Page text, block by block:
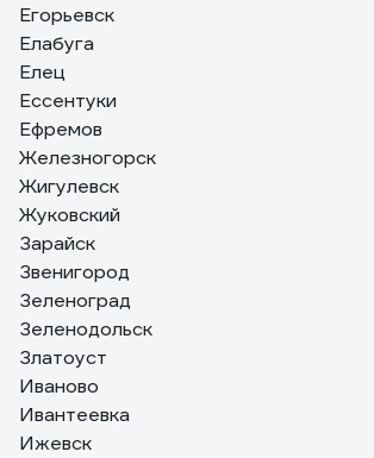
Егорьевск
Елабуга
Елец
Ессентуки
Ефремов
Железногорск
Жигулевск
Жуковский
Зарайск
Звенигород
Зеленоград
Зеленодольск
Златоуст
Иваново
Ивантеевка
Ижевск